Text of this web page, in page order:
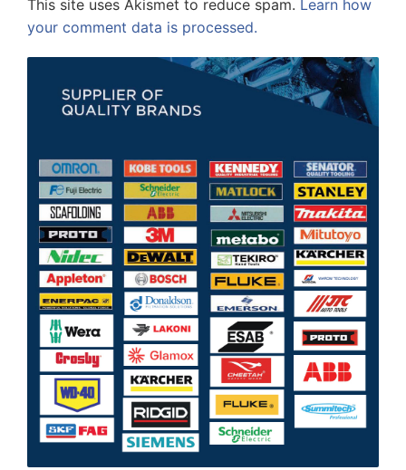
This site uses Akismet to reduce spam. Learn how
your comment data is processed.